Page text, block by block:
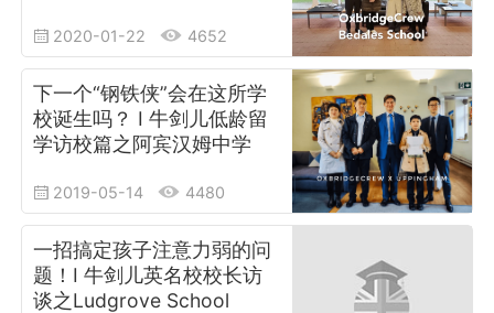
2020-01-22 4652
下一个“钢铁侠”会在这所学
校诞生吗？ I 牛剑儿低龄留
学访校篇之阿宾汉姆中学
2019-05-14 4480
一招搞定孩子注意力弱的问
题！I 牛剑儿英名校校长访
谈之Ludgrove School